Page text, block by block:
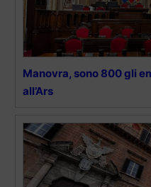
Manovra, sono 800 gli
all’Ars